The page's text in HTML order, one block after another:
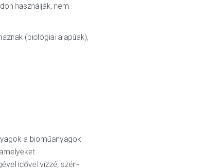
használják, nem
(biológiai alapúak),
a bioműanyagok
idővel vízzé, szén-